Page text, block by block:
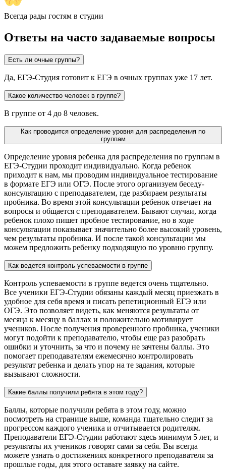
Всегда рады гостям в студии
Ответы на часто задаваемые вопросы
Есть ли очные группы?
Да, ЕГЭ-Студия готовит к ЕГЭ в очных группах уже 17 лет.
Какое количество человек в группе?
В группе от 4 до 8 человек.
Как проводится определение уровня для распределения по
группам
Определение уровня ребенка для распределения по группам в
ЕГЭ-Студии проходит индивидуально. Когда ребенок
приходит к нам, мы проводим индивидуальное тестирование
в формате ЕГЭ или ОГЭ. После этого организуем беседу-
консультацию с преподавателем, где разбираем результаты
пробника. Во время этой консультации ребенок отвечает на
вопросы и общается с преподавателем. Бывают случаи, когда
ребенок плохо пишет пробное тестирование, но в ходе
консультации показывает значительно более высокий уровень,
чем результаты пробника. И после такой консультации мы
можем предложить ребенку подходящую по уровню группу.
Как ведется контроль успеваемости в группе
Контроль успеваемости в группе ведется очень тщательно.
Все ученики ЕГЭ-Студии обязаны каждый месяц приезжать в
удобное для себя время и писать репетиционный ЕГЭ или
ОГЭ. Это позволяет видеть, как меняются результаты от
месяца к месяцу в баллах и положительно мотивирует
учеников. После получения проверенного пробника, ученики
могут подойти к преподавателю, чтобы еще раз разобрать
ошибки и уточнить, за что и почему не зачтены баллы. Это
помогает преподавателям ежемесячно контролировать
результат ребенка и делать упор на те задания, которые
вызывают сложности.
Какие баллы получили ребята в этом году?
Баллы, которые получили ребята в этом году, можно
посмотреть на странице выше, команда тщательно следит за
прогрессом каждого ученика и отчитывается родителям.
Преподаватели ЕГЭ-Студии работают здесь минимум 5 лет, и
результаты их учеников говорят сами за себя. Вы всегда
можете узнать о достижениях конкретного преподавателя за
прошлые годы, для этого оставьте заявку на сайте.